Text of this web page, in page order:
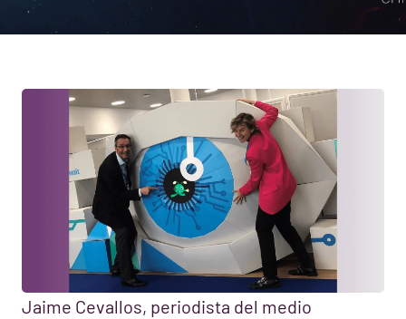
Jaime Cevallos, periodista del medio